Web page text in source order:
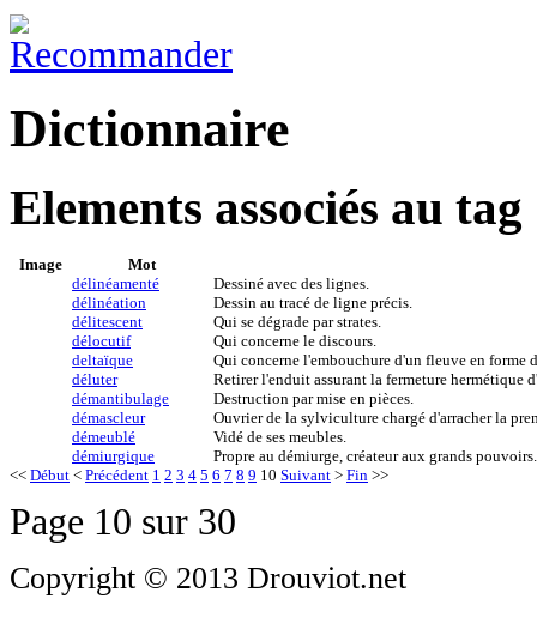
Dictionnaire
Elements associés au
Image
Mot
délinéamenté
Dessiné avec des lignes.
délinéation
Dessin au tracé de ligne précis.
délitescent
Qui se dégrade par strates.
délocutif
Qui concerne le discours.
deltaïque
Qui concerne l'embouchure d'un fleuve en forme
déluter
Retirer l'enduit assurant la fermeture hermétique
démantibulage
Destruction par mise en pièces.
démascleur
Ouvrier de la sylviculture chargé d'arracher la
démeublé
Vidé de ses meubles.
démiurgique
Propre au démiurge, créateur aux grands pouvoirs.
<< Début < Précédent 1 2 3 4 5 6 7 8 9 10 Suivant > Fin >>
Page 10 sur 30
Copyright © 2013 Drouviot.net